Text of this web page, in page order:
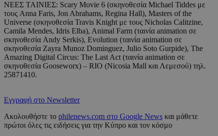
ΝΕΕΣ ΤΑΙΝΙΕΣ: Scary Movie 6 (σκηνοθεσία Michael Tiddes με
τους Anna Faris, Jon Abrahams, Regina Hall), Masters of the
Universe (σκηνοθεσία Travis Knight με τους Nicholas Calitzine,
Camila Mendes, Idris Elba), Animal Farm (ταινία animation σε
σκηνοθεσία Andy Serkis), Evolution (ταινία animation σε
σκηνοθεσία Zayra Munoz Dominguez, Julio Soto Gurpide), The
Amazing Digital Circus: The Last Act (ταινία animation σε
σκηνοθεσία Gooseworx) – RIO (Nicosia Mall και Λεμεσού) τηλ.
25871410.
Εγγραφή στο Newsletter
Ακολουθήστε το philenews.com στο Google News και μάθετε
πρώτοι όλες τις ειδήσεις για την Κύπρο και τον κόσμο